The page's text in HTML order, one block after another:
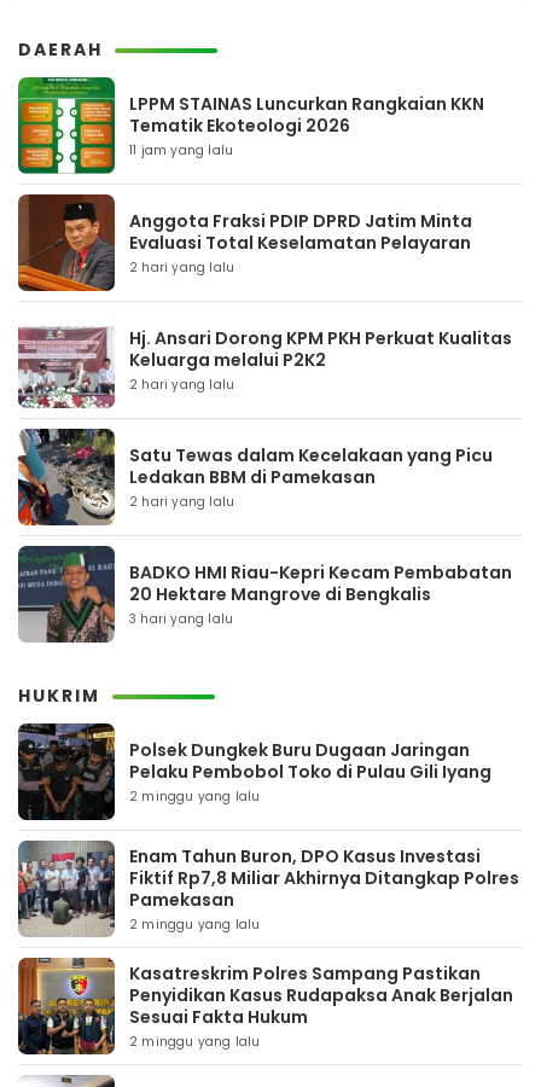
DAERAH
LPPM STAINAS Luncurkan Rangkaian KKN
Tematik Ekoteologi 2026
11 jam yang lalu
Anggota Fraksi PDIP DPRD Jatim Minta
Evaluasi Total Keselamatan Pelayaran
2 hari yang lalu
Hj. Ansari Dorong KPM PKH Perkuat Kualitas
Keluarga melalui P2K2
2 hari yang lalu
Satu Tewas dalam Kecelakaan yang Picu
Ledakan BBM di Pamekasan
2 hari yang lalu
BADKO HMI Riau-Kepri Kecam Pembabatan
20 Hektare Mangrove di Bengkalis
3 hari yang lalu
HUKRIM
Polsek Dungkek Buru Dugaan Jaringan
Pelaku Pembobol Toko di Pulau Gili Iyang
2 minggu yang lalu
Enam Tahun Buron, DPO Kasus Investasi
Fiktif Rp7,8 Miliar Akhirnya Ditangkap Polres
Pamekasan
2 minggu yang lalu
Kasatreskrim Polres Sampang Pastikan
Penyidikan Kasus Rudapaksa Anak Berjalan
Sesuai Fakta Hukum
2 minggu yang lalu